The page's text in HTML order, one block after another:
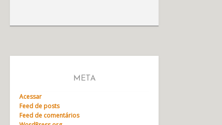
META
Acessar
Feed de posts
Feed de comentários